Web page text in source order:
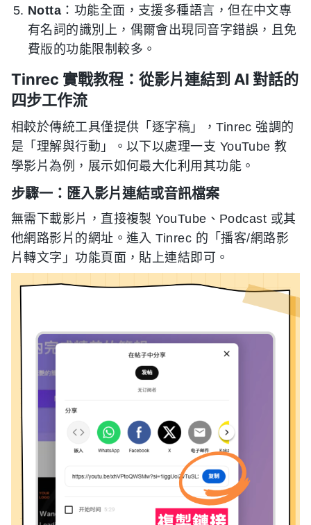
Notta ：功能全面，支援多種語言，但在中文專
有名詞的識別上，偶爾會出現同音字錯誤，且免
費版的功能限制較多。
Tinrec 實戰教程：從影片連結到 AI 對話的
四步工作流
相較於傳統工具僅提供「逐字稿」，Tinrec 強調的
是「理解與行動」。以下以處理一支 YouTube 教
學影片為例，展示如何最大化利用其功能。
步驟一：匯入影片連結或音訊檔案
無需下載影片，直接複製 YouTube、Podcast 或其
他網路影片的網址。進入 Tinrec 的「播客/網路影
片轉文字」功能頁面，貼上連結即可。